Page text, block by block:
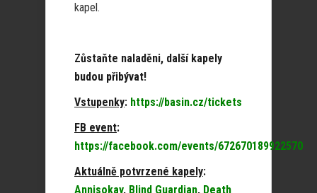
kapel.
Zůstaňte naladěni, další kapely
budou přibývat!
Vstupenky: https://basin.cz/tickets
FB event:
https://facebook.com/events/672670189922570
Aktuálně potvrzené kapely:
Annisokay, Blind Guardian, Death